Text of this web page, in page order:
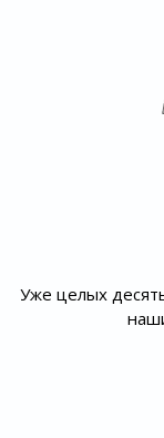
Уже целых